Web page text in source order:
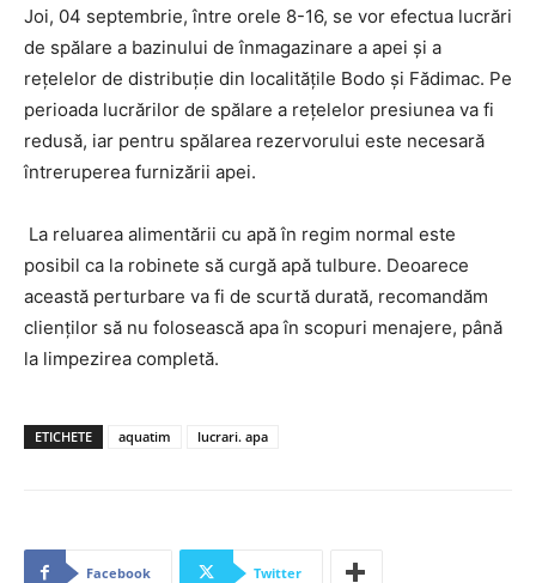
Joi, 04 septembrie, între orele 8-16, se vor efectua lucrări
de spălare a bazinului de înmagazinare a apei și a
rețelelor de distribuție din localitățile Bodo și Fădimac. Pe
perioada lucrărilor de spălare a rețelelor presiunea va fi
redusă, iar pentru spălarea rezervorului este necesară
întreruperea furnizării apei.
La reluarea alimentării cu apă în regim normal este
posibil ca la robinete să curgă apă tulbure. Deoarece
această perturbare va fi de scurtă durată, recomandăm
clienților să nu folosească apa în scopuri menajere, până
la limpezirea completă.
ETICHETE aquatim lucrari. apa
Facebook Twitter